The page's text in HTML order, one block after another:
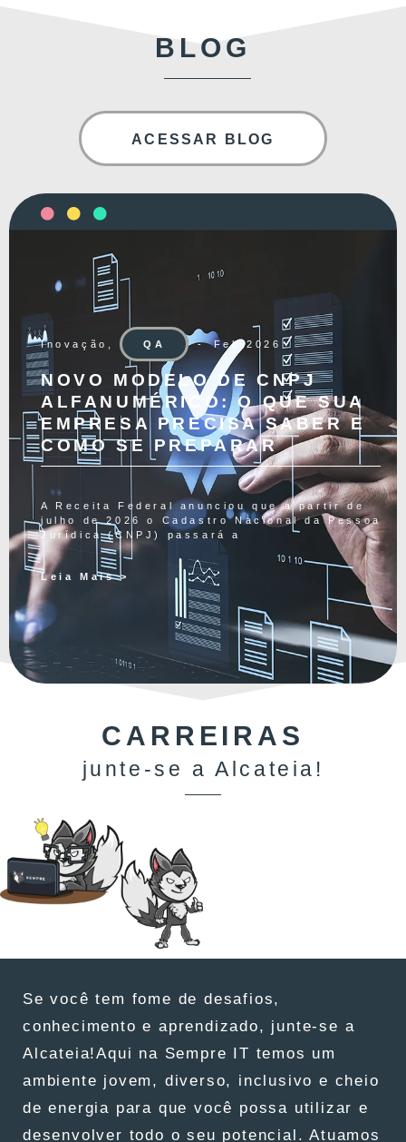
BLOG
ACESSAR BLOG
Inovação , QA Feb 2026
NOVO MODELO DE CNPJ
ALFANUMÉRICO: O QUE SUA
EMPRESA PRECISA SABER E
COMO SE PREPARAR
A Receita Federal anunciou que a partir de
julho de 2026 o Cadastro Nacional da Pessoa
Jurídica (CNPJ) passará a
Leia Mais >
CARREIRAS
junte-se a Alcateia!
Se você tem fome de desafios,
conhecimento e aprendizado, junte-se a
Alcateia!Aqui na Sempre IT temos um
ambiente jovem, diverso, inclusivo e cheio
de energia para que você possa utilizar e
desenvolver todo o seu potencial. Atuamos